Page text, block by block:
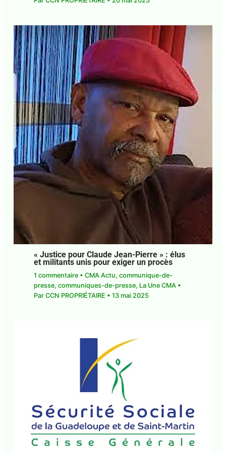
« Justice pour Claude Jean-Pierre » : élus
et militants unis pour exiger un procès
1 commentaire • CMA Actu, communique-de-
presse, communiques-de-presse, La Une CMA •
Par CCN PROPRIÉTAIRE • 13 mai 2025